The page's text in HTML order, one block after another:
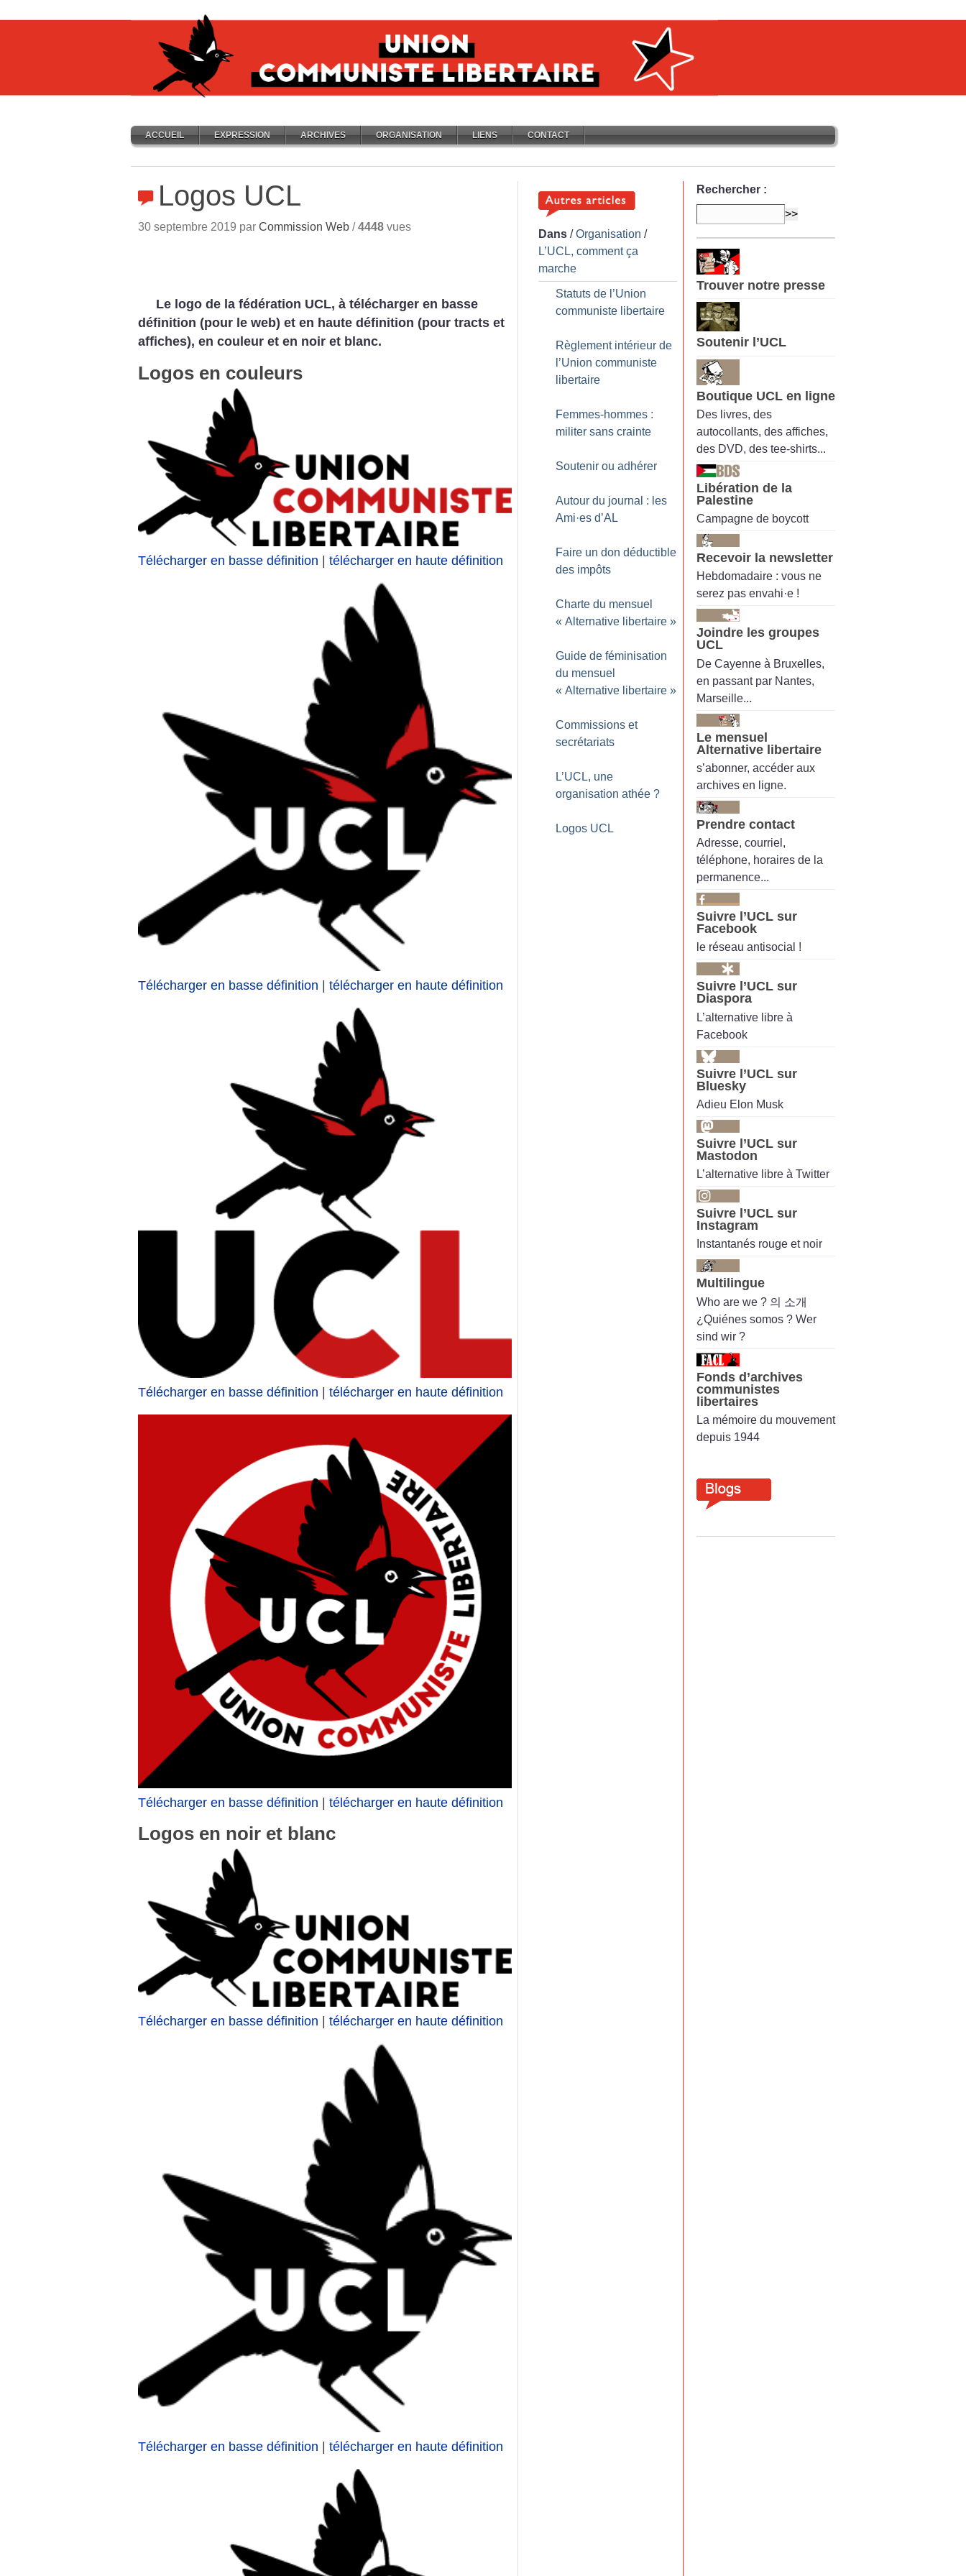
ACCUEIL EXPRESSION ARCHIVES ORGANISATION LIENS CONTACT
Logos UCL
30 septembre 2019 par Commission Web /4448 vues
Le logo de la fédération UCL, à télécharger en basse
définition (pour le web) et en haute définition (pour tracts et
affiches), en couleur et en noir et blanc.
Logos en couleurs
Télécharger en basse définition | télécharger en haute définition
Télécharger en basse définition télécharger en haute définition
Télécharger en basse définition télécharger en haute définition
Télécharger en basse définition | télécharger en haute définition
Logos en noir et blanc
Télécharger en basse définition télécharger en haute définition
Télécharger en basse définition télécharger en haute définition
Dans /Organisation /
L’UCL, comment ça
marche
Statuts de l’Union
communiste libertaire
Règlement intérieur de
l’Union communiste
libertaire
Femmes-hommes :
militer sans crainte
Soutenir ou adhérer
Autour du journal : les
Ami·es d’AL
Faire un don déductible
des impôts
Charte du mensuel
« Alternative libertaire »
Guide de féminisation
du mensuel
« Alternative libertaire »
Commissions et
secrétariats
L’UCL, une
organisation athée ?
Logos UCL
Rechercher :
Trouver notre presse
Soutenir l’UCL
Boutique UCL en ligne
Des livres, des
autocollants, des affiches,
des DVD, des tee-shirts...
Libération de la
Palestine
Campagne de boycott
Recevoir la newsletter
Hebdomadaire : vous ne
serez pas envahi·e !
Joindre les groupes
UCL
De Cayenne à Bruxelles,
en passant par Nantes,
Marseille...
Le mensuel
Alternative libertaire
s’abonner, accéder aux
archives en ligne.
Prendre contact
Adresse, courriel,
téléphone, horaires de la
permanence...
Suivre l’UCL sur
Facebook
le réseau antisocial !
Suivre l’UCL sur
Diaspora
L’alternative libre à
Facebook
Suivre l’UCL sur
Bluesky
Adieu Elon Musk
Suivre l’UCL sur
Mastodon
L’alternative libre à Twitter
Suivre l’UCL sur
Instagram
Instantanés rouge et noir
Multilingue
Who are we ? 의 소개
¿Quiénes somos ? Wer
sind wir ?
Fonds d’archives
communistes
libertaires
La mémoire du mouvement
depuis 1944